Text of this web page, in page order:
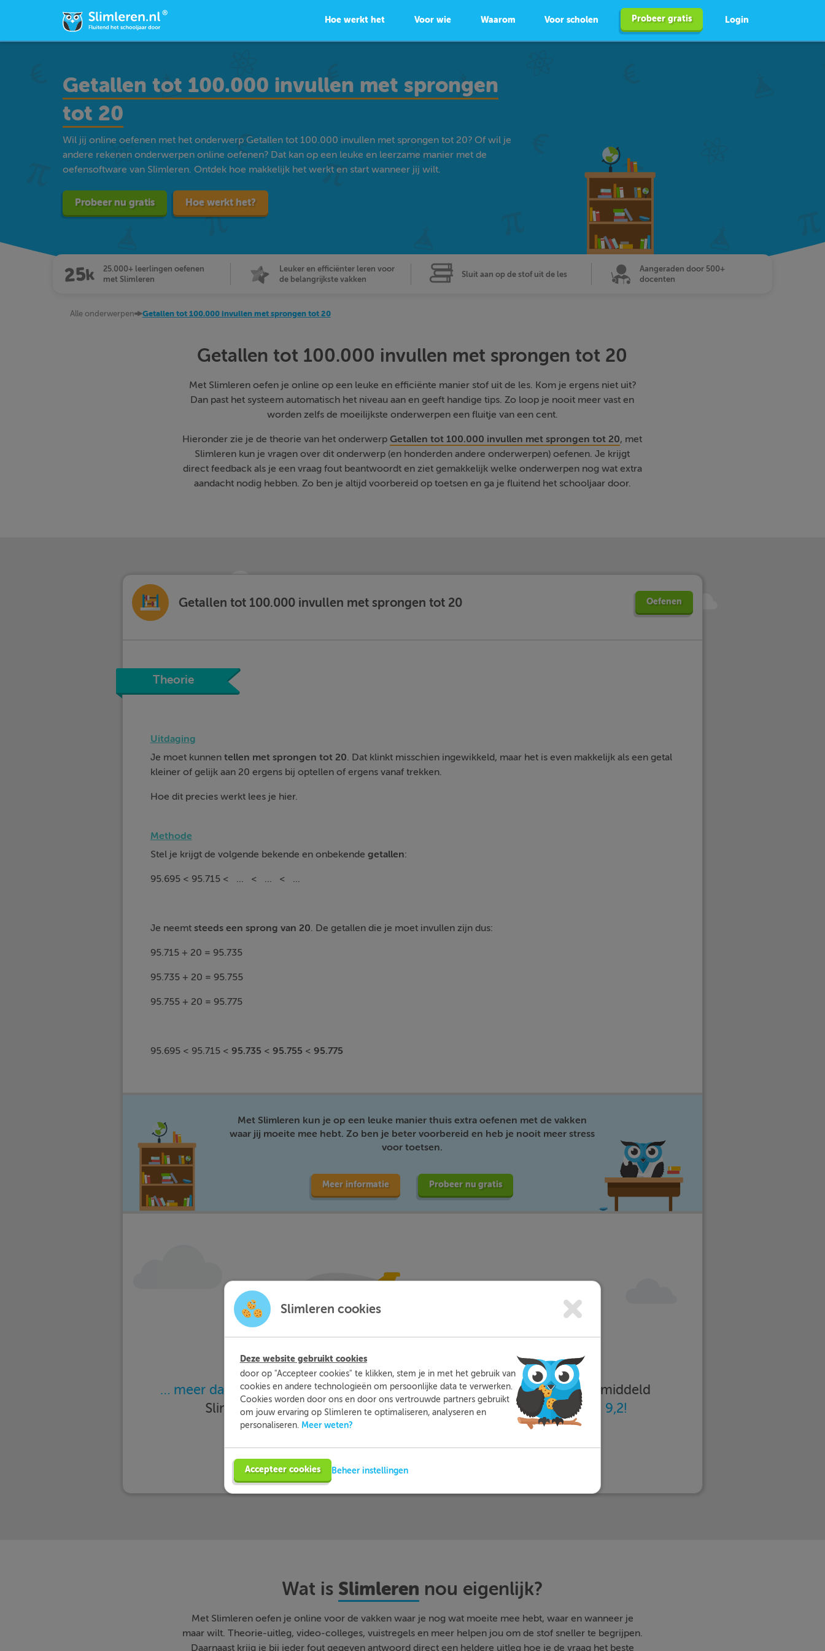
Hoe werkt het Voor wie Waarom Voor scholen Probeer gratis Login
Getallen tot 100.000 invullen met sprongen
tot 20
Wil jij online oefenen met het onderwerp Getallen tot 100.000 invullen met sprongen tot 20? Of wil je
andere rekenen onderwerpen online oefenen? Dat kan op een leuke en leerzame manier met de
oefensoftware van Slimleren. Ontdek hoe makkelijk het werkt en start wanneer jij wilt.
Probeer nu gratis Hoe werkt het?
25.000+ leerlingen oefenen
met Slimleren
Leuker en efficiënter leren voor
de belangrijkste vakken
Sluit aan op de stof uit de les
Aangeraden door 500+
docenten
Alle onderwerpen Getallen tot 100.000 invullen met sprongen tot 20
Getallen tot 100.000 invullen met sprongen tot 20
Met Slimleren oefen je online op een leuke en efficiënte manier stof uit de les. Kom je ergens niet uit?
Dan past het systeem automatisch het niveau aan en geeft handige tips. Zo loop je nooit meer vast en
worden zelfs de moeilijkste onderwerpen een fluitje van een cent.
Hieronder zie je de theorie van het onderwerpGetallen tot 100.000 invullen met sprongen tot 20, met
Slimleren kun je vragen over dit onderwerp (en honderden andere onderwerpen) oefenen. Je krijgt
direct feedback als je een vraag fout beantwoordt en ziet gemakkelijk welke onderwerpen nog wat extra
aandacht nodig hebben. Zo ben je altijd voorbereid op toetsen en ga je fluitend het schooljaar door.
Getallen tot 100.000 invullen met sprongen tot 20 Oefenen
Theorie
Uitdaging
Je moet kunnen tellen met sprongen tot 20. Dat klinkt misschien ingewikkeld, maar het is even makkelijk als een getal
kleiner of gelijk aan 20 ergens bij optellen of ergens vanaf trekken.
Hoe dit precies werkt lees je hier.
Methode
Stel je krijgt de volgende bekende en onbekende getallen:
95.695 < 95.715 < ... < ... < ...
Je neemt steeds een sprong van 20. De getallen die je moet invullen zijn dus:
95.715 + 20 = 95.735
95.735 + 20 = 95.755
95.755 + 20 = 95.775
95.695 < 95.715 < 95.735 < 95.755 < 95.775
Met Slimleren kun je op een leuke manier thuis extra oefenen met de vakken
waar jij moeite mee hebt. Zo ben je beter voorbereid en heb je nooit meer stress
voor toetsen.
Meer informatie Probeer nu gratis
… meer dan 25.000 leerlingen met
Slimleren oefenen…
… en dat zij Slimleren gemiddeld
beoordelenmet een 9,2!
Wat is Slimleren nou eigenlijk?
Met Slimleren oefen je online voor de vakken waar je nog wat moeite mee hebt, waar en wanneer je
maar wilt. Theorie-uitleg, video-colleges, vuistregels en meer helpen jou om de stof sneller te begrijpen.
Daarnaast krijg je bij ieder fout gegeven antwoord direct een heldere uitleg hoe je de vraag het beste
Slimleren cookies
Deze website gebruikt cookies
door op "Accepteer cookies" te klikken, stem je in met het gebruik van
cookies en andere technologieën om persoonlijke data te verwerken.
Cookies worden door ons en door ons vertrouwde partners gebruikt
om jouw ervaring op Slimleren te optimaliseren, analyseren en
personaliseren. Meer weten?
Accepteer cookies Beheer instellingen